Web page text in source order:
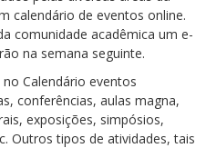
calendário de eventos online.
comunidade acadêmica um e-
na semana seguinte.
Calendário eventos
conferências, aulas magna,
exposições, simpósios,
Outros tipos de atividades, tais